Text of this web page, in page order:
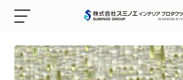
ナ
ゲ
ー
シ
株
会
社
ス